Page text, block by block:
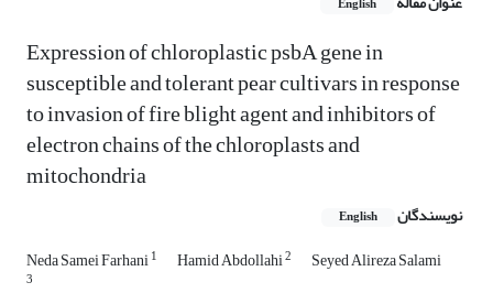
English
Expression of chloroplastic psbA gene in
susceptible and tolerant pear cultivars in ‎response
to invasion of fire blight agent and inhibitors of
electron chains of the ‎chloroplasts and
mitochondria
نویسندگان English
Neda Samei Farhani1 Hamid Abdollahi2 Seyed Alireza Salami
3